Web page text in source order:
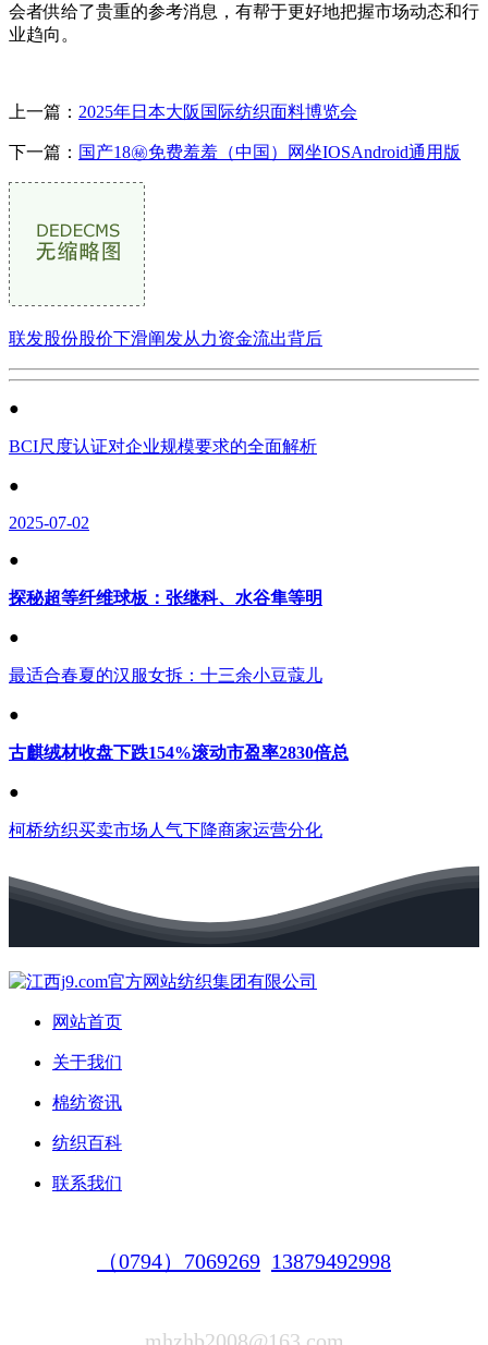
会者供给了贵重的参考消息，有帮于更好地把握市场动态和行
业趋向。
上一篇： 2025年日本大阪国际纺织面料博览会
下一篇： 国产18㊙️免费羞羞（中国）网坐IOSAndroid通用版
联发股份股价下滑阐发从力资金流出背后
●
BCI尺度认证对企业规模要求的全面解析
●
2025-07-02
●
探秘超等纤维球板：张继科、水谷隼等明
●
最适合春夏的汉服女拆：十三余小豆蔻儿
●
古麒绒材收盘下跌154%滚动市盈率2830倍总
●
柯桥纺织买卖市场人气下降商家运营分化
网站首页
关于我们
棉纺资讯
纺织百科
联系我们
（0794）7069269 13879492998